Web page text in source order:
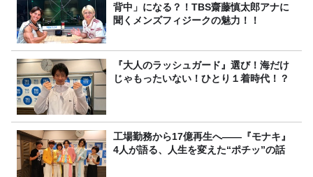
背中」になる？！TBS齋藤慎太郎アナに
聞くメンズフィジークの魅力！！
『大人のラッシュガード』選び！海だけ
じゃもったいない！ひとり１着時代！？
工場勤務から17億再生へ——『モナキ』
4人が語る、人生を変えた“ポチッ”の話